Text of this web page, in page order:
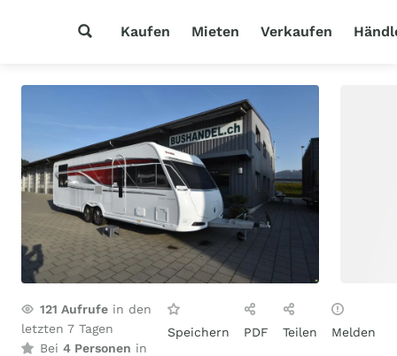
Kaufen Mieten Verkaufen
121 Aufrufe in den
letzten 7 Tagen
Bei 4 Personen in
Speichern PDF Teilen Melden